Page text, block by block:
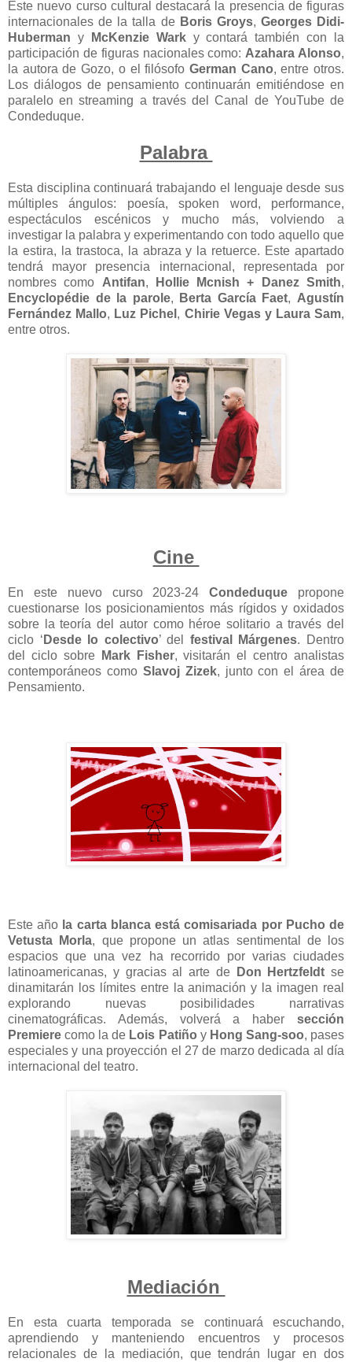
Este nuevo curso cultural destacará la presencia de figuras
internacionales de la talla de Boris Groys, Georges Didi-
Huberman y McKenzie Warky contará también con la
participación de figuras nacionales como:Azahara Alonso,
la autora de Gozo, o el filósofo German Cano, entre otros.
Los diálogos de pensamiento continuarán emitiéndose en
paralelo en streaming a través del Canal de YouTube de
Condeduque.
Palabra
Esta disciplina continuará trabajando el lenguaje desde sus
múltiples ángulos: poesía, spoken word, performance,
espectáculos escénicos y mucho más, volviendo a
investigar la palabra y experimentando con todo aquello que
la estira, la trastoca, la abraza y la retuerce. Este apartado
tendrá mayor presencia internacional, representada por
nombres como Antifan, Hollie Mcnish + Danez Smith,
Encyclopédie de la parole, Berta García Faet,Agustín
Fernández Mallo, Luz Pichel , Chirie Vegas y Laura Sam,
entre otros.
Cine
En este nuevo curso 2023-24 Condeduque propone
cuestionarse los posicionamientos más rígidos y oxidados
sobre la teoría del autor como héroe solitario a través del
ciclo ‘ Desde lo colectivo’ del festival Márgenes. Dentro
del ciclo sobre
Mark Fisher, visitarán el centro analistas
contemporáneos como Slavoj Zizek, junto con el área de
Pensamiento.
Este año la carta blanca está comisariada por Pucho de
Vetusta Morla, que propone un atlas sentimental de los
espacios que una vez ha recorrido por varias ciudades
latinoamericanas, y gracias al arte de
Don Hertzfeldt se
dinamitarán los límites entre la animación y la imagen real
explorando nuevas posibilidades narrativas
cinematográficas. Además, volverá a haber sección
Premiere como la de Lois Patiño y Hong Sang-soo, pases
especiales y una proyección el 27 de marzo dedicada al día
internacional del teatro.
Mediación
En esta cuarta temporada se continuará escuchando,
aprendiendo y manteniendo encuentros y procesos
relacionales de la mediación, que tendrán lugar en dos